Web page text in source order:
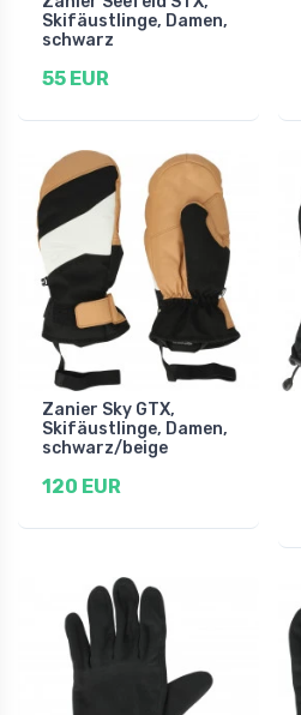
Skifäustlinge, Damen,
schwarz
55 EUR
Zanier Sky GTX,
Skifäustlinge, Damen,
schwarz/beige
120 EUR